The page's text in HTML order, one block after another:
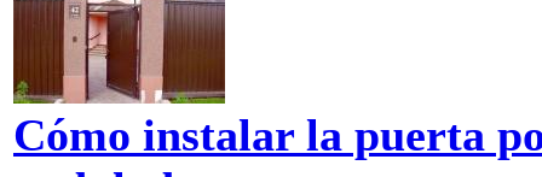
Cómo instalar la puerta